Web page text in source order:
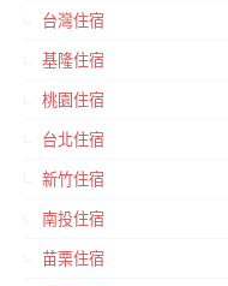
台灣住宿
基隆住宿
桃園住宿
台北住宿
新竹住宿
南投住宿
苗栗住宿